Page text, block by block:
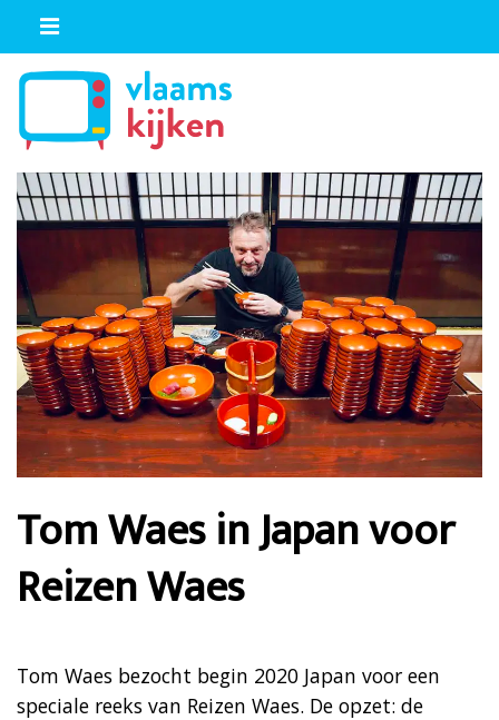
Tom Waes in Japan voor
Reizen Waes
Tom Waes bezocht begin 2020 Japan voor een
speciale reeks van Reizen Waes. De opzet: de